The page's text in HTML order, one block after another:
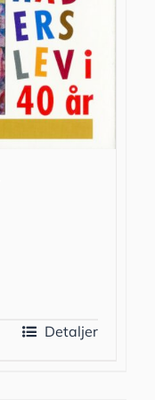
Detaljer